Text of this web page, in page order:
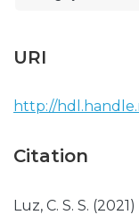
URI
http://
Citation
Luz, C. S. S.